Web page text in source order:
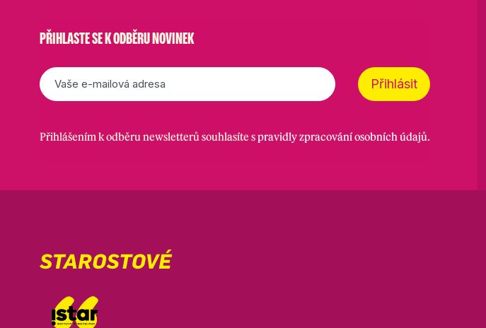
PŘIHLASTE SE K ODBĚRU NOVINEK
E-
mail
Přihlásit
Přihlášením k odběru newsletterů souhlasíte spravidly zpracování osobních údajů.